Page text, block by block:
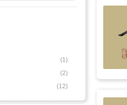
(3)
(3)
(1)
(2)
(12)